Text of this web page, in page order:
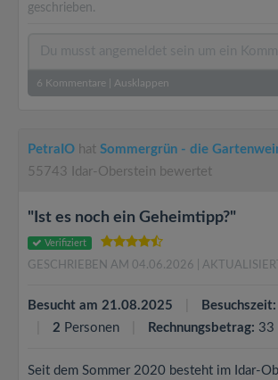
geschrieben.
6 Kommentare Ausklappen
PetraIO hat Sommergrün - die
55743 Idar-Oberstein bewertet
"Ist es noch ein Geheimtipp?"
Verifiziert
GESCHRIEBEN AM 04.06.2026 |
Besucht am 21.08.2025 Besuchszeit:
2 Personen Rechnungsbetrag: 33
Seit dem Sommer 2020 besteht im Idar-